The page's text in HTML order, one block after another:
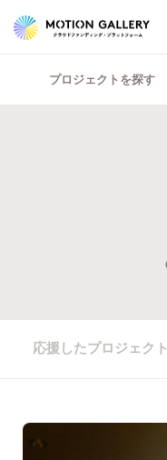
プロジェクトを探す
応援したプロジェクト